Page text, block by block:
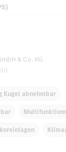
& Co. KG
Kugel abnehmbar